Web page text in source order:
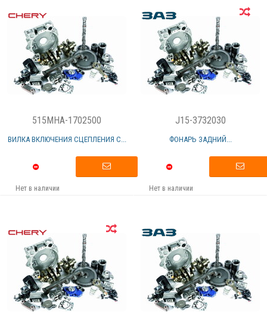
515MHA-1702500
ВИЛКА ВКЛЮЧЕНИЯ СЦЕПЛЕНИЯ С...
Нет в наличии
J15-3732030
ФОНАРЬ ЗАДНИЙ...
Нет в наличии